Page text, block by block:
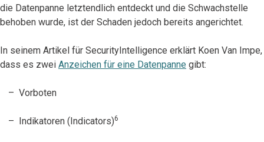
die Datenpanne letztendlich entdeckt und die Schwachstelle
behoben wurde, ist der Schaden jedoch bereits angerichtet.
In seinem Artikel für SecurityIntelligence erklärt Koen Van Impe,
dass es zwei Anzeichen für eine Datenpanne gibt:
Vorboten
Indikatoren (Indicators)6